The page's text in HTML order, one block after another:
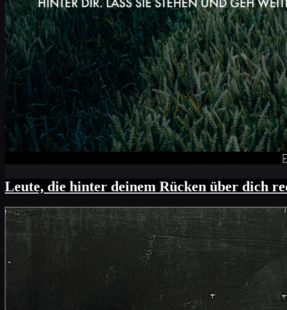
Leute, die hinter deinem Rücken über dich